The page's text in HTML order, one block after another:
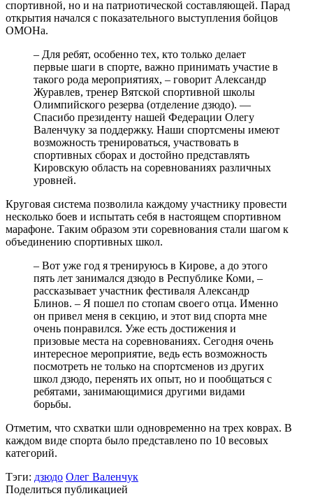
спортивной, но и на патриотической составляющей. Парад
открытия начался с показательного выступления бойцов
ОМОНа.
– Для ребят, особенно тех, кто только делает
первые шаги в спорте, важно принимать участие в
такого рода мероприятиях, – говорит Александр
Журавлев, тренер Вятской спортивной школы
Олимпийского резерва (отделение дзюдо). —
Спасибо президенту нашей Федерации Олегу
Валенчуку за поддержку. Наши спортсмены имеют
возможность тренироваться, участвовать в
спортивных сборах и достойно представлять
Кировскую область на соревнованиях различных
уровней.
Круговая система позволила каждому участнику провести
несколько боев и испытать себя в настоящем спортивном
марафоне. Таким образом эти соревнования стали шагом к
объединению спортивных школ.
– Вот уже год я тренируюсь в Кирове, а до этого
пять лет занимался дзюдо в Республике Коми, –
рассказывает участник фестиваля Александр
Блинов. – Я пошел по стопам своего отца. Именно
он привел меня в секцию, и этот вид спорта мне
очень понравился. Уже есть достижения и
призовые места на соревнованиях. Сегодня очень
интересное мероприятие, ведь есть возможность
посмотреть не только на спортсменов из других
школ дзюдо, перенять их опыт, но и пообщаться с
ребятами, занимающимися другими видами
борьбы.
Отметим, что схватки шли одновременно на трех коврах. В
каждом виде спорта было представлено по 10 весовых
категорий.
Тэги: дзюдо Олег Валенчук
Поделиться публикацией